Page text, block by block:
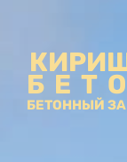
БЕТОННЫЙ